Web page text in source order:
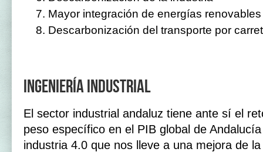
Mayor integración de energías
Descarbonización del transporte por
Ingeniería industrial
El sector industrial andaluz tiene ante sí el
peso específico en el PIB global de
industria 4.0 que nos lleve a una mejora de